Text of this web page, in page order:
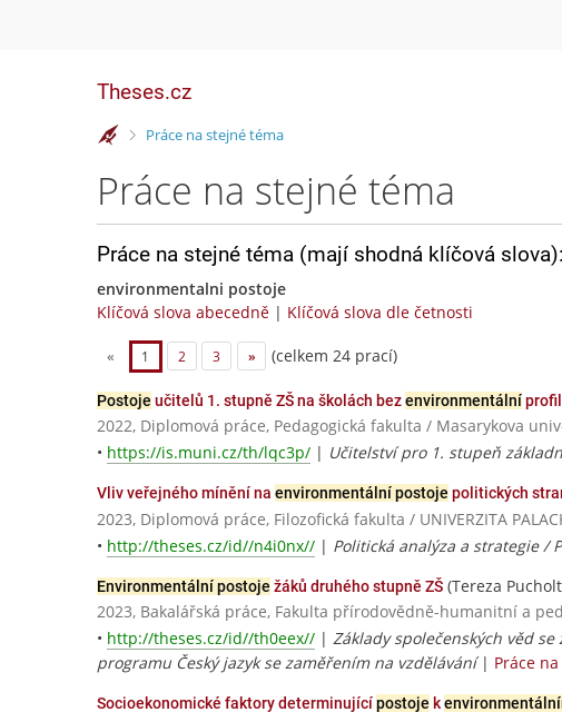
Theses.cz
>Práce na stejné téma
Práce na stejné téma
Práce na stejné téma (mají shodná klíčová slova):
environmentalni postoje
Klíčová slova abecedně | Klíčová slova dle četnosti
« 1 2 3 » (celkem 24 prací)
Postoje učitelů 1. stupně ZŠ na školách bezenvironmentální
2022, Diplomová práce, Pedagogická fakulta / Masarykova
• https://is.muni.cz/th/lqc3p/ | Učitelství pro 1. stupeň
Vliv veřejného mínění na environmentální postoje politických
2023, Diplomová práce, Filozofická fakulta / UNIVERZITA
• http://theses.cz/id//n4i0nx// | Politická analýza a strategie /
Environmentální postoje žáků druhého stupně ZŠ (Tereza
2023, Bakalářská práce, Fakulta přírodovědně-humanitní a
• http://theses.cz/id//th0eex// | Základy společenských věd
programu Český jazyk se zaměřením na vzdělávání| Práce
Socioekonomické faktory determinujícípostoje k